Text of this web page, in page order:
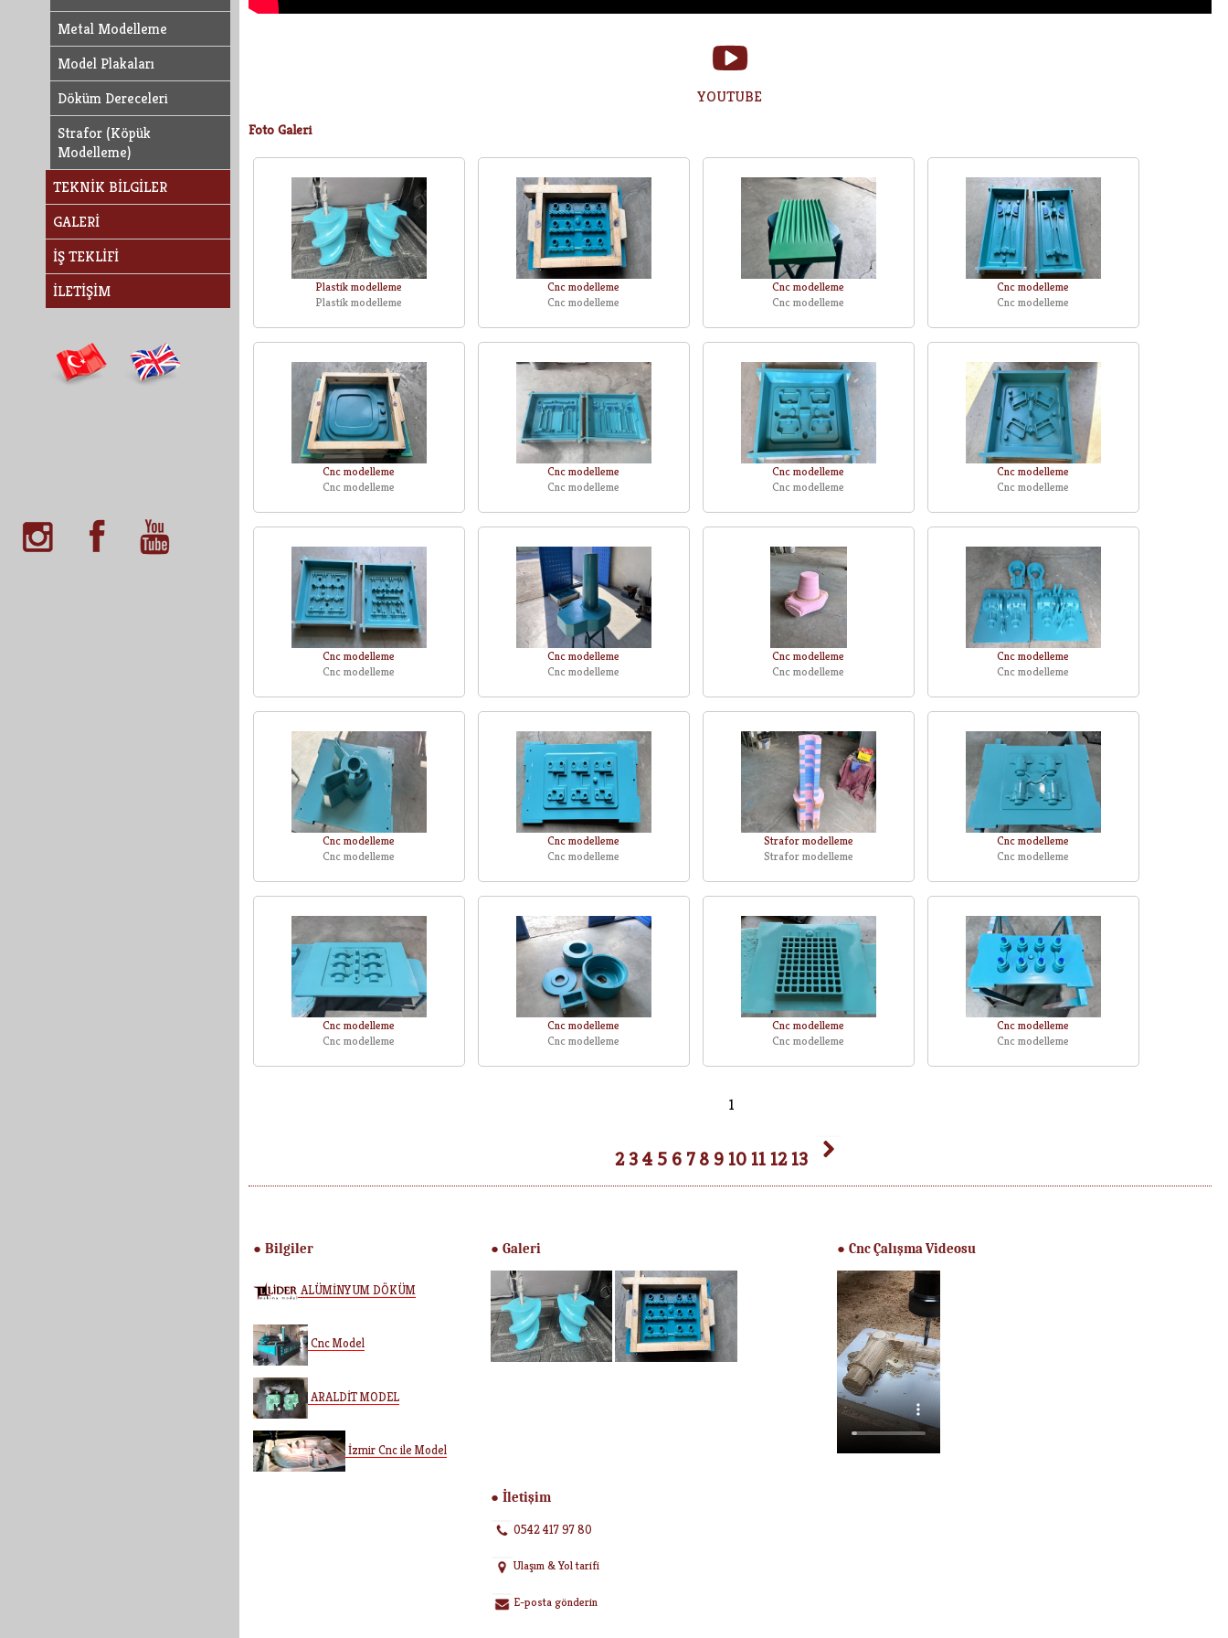
Metal Modelleme
Model Plakaları
Döküm Dereceleri
Strafor (Köpük
Modelleme)
TEKNİK BİLGİLER
GALERİ
İŞ TEKLİFİ
İLETİŞİM
YOUTUBE
Foto Galeri
Plastik modelleme
Plastik modelleme
Cnc modelleme
Cnc modelleme
Cnc modelleme
Cnc modelleme
Cnc modelleme
Cnc modelleme
Cnc modelleme
Cnc modelleme
Cnc modelleme
Cnc modelleme
Cnc modelleme
Cnc modelleme
Cnc modelleme
Cnc modelleme
Cnc modelleme
Cnc modelleme
Cnc modelleme
Cnc modelleme
Cnc modelleme
Cnc modelleme
Cnc modelleme
Cnc modelleme
Cnc modelleme
Cnc modelleme
Cnc modelleme
Cnc modelleme
Strafor modelleme
Strafor modelleme
Cnc modelleme
Cnc modelleme
Cnc modelleme
Cnc modelleme
Cnc modelleme
Cnc modelleme
Cnc modelleme
Cnc modelleme
Cnc modelleme
Cnc modelleme
1
2 3 4 5 6 7 8 9 10 11 12 13
● Bilgiler
ALÜMİNYUM DÖKÜM
Cnc Model
ARALDİT MODEL
İzmir Cnc ile Model
● Galeri ● Cnc Çalışma Videosu
● İletişim
0542 417 97 80
Ulaşım & Yol tarifi
E-posta gönderin